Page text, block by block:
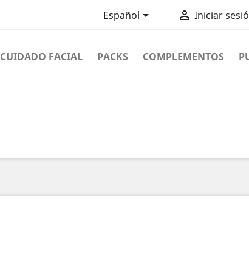
Español  Iniciar
CUIDADO FACIAL PACKS COMPLEMENTOS